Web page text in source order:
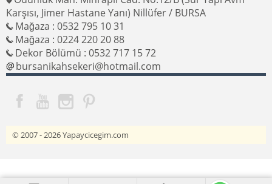
Karşısı, Jimer Hastane Yanı) Nillüfer / BURSA
Mağaza : 0532 795 10 31
Mağaza : 0224 220 20 88
Dekor Bölümü : 0532 717 15 72
bursanikahsekeri@hotmail.com
© 2007 - 2026Yapaycicegim.com